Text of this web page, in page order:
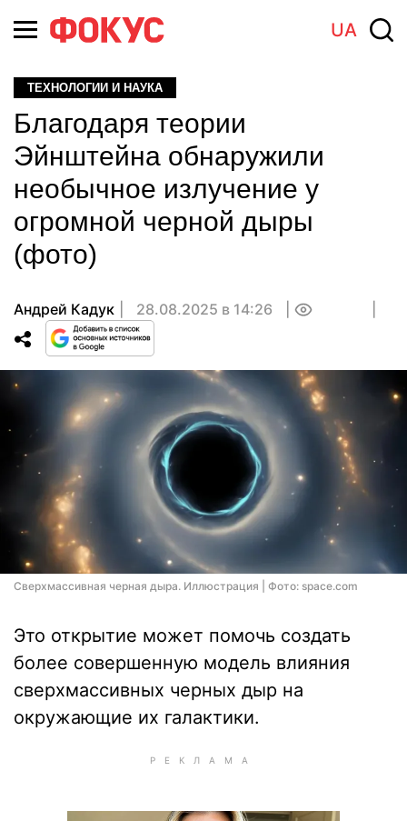
UA
ТЕХНОЛОГИИ И НАУКА
Благодаря теории
Эйнштейна обнаружили
необычное излучение у
огромной черной дыры
(фото)
Андрей Кадук 28.08.2025 в 14:26
Сверхмассивная черная дыра. Иллюстрация | Фото: space.com
Это открытие может помочь создать
более совершенную модель влияния
сверхмассивных черных дыр на
окружающие их галактики.